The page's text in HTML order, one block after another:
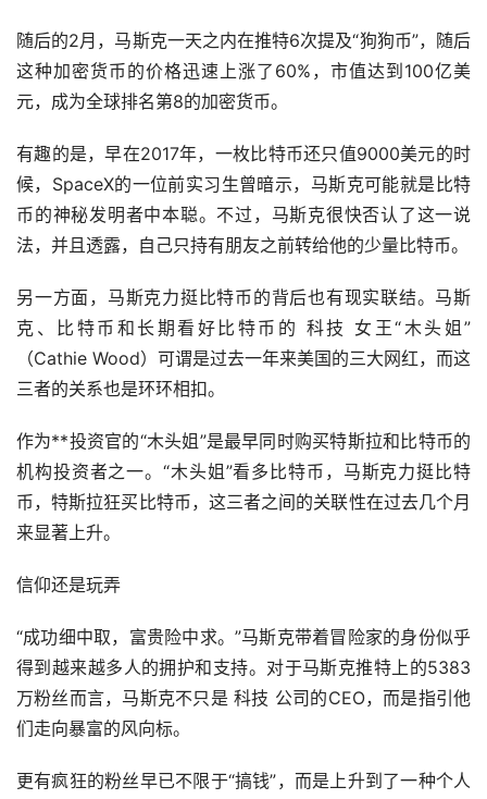
随后的2月，马斯克一天之内在推特6次提及“狗狗币”，随后
这种加密货币的价格迅速上涨了60%，市值达到100亿美
元，成为全球排名第8的加密货币。
有趣的是，早在2017年，一枚比特币还只值9000美元的时
候，SpaceX的一位前实习生曾暗示，马斯克可能就是比特
币的神秘发明者中本聪。不过，马斯克很快否认了这一说
法，并且透露，自己只持有朋友之前转给他的少量比特币。
另一方面，马斯克力挺比特币的背后也有现实联结。马斯
克、比特币和长期看好比特币的 科技 女王“木头姐”
（Cathie Wood）可谓是过去一年来美国的三大网红，而这
三者的关系也是环环相扣。
作为**投资官的“木头姐”是最早同时购买特斯拉和比特币的
机构投资者之一。“木头姐”看多比特币，马斯克力挺比特
币，特斯拉狂买比特币，这三者之间的关联性在过去几个月
来显著上升。
信仰还是玩弄
“成功细中取，富贵险中求。”马斯克带着冒险家的身份似乎
得到越来越多人的拥护和支持。对于马斯克推特上的5383
万粉丝而言，马斯克不只是 科技 公司的CEO，而是指引他
们走向暴富的风向标。
更有疯狂的粉丝早已不限于“搞钱”，而是上升到了一种个人